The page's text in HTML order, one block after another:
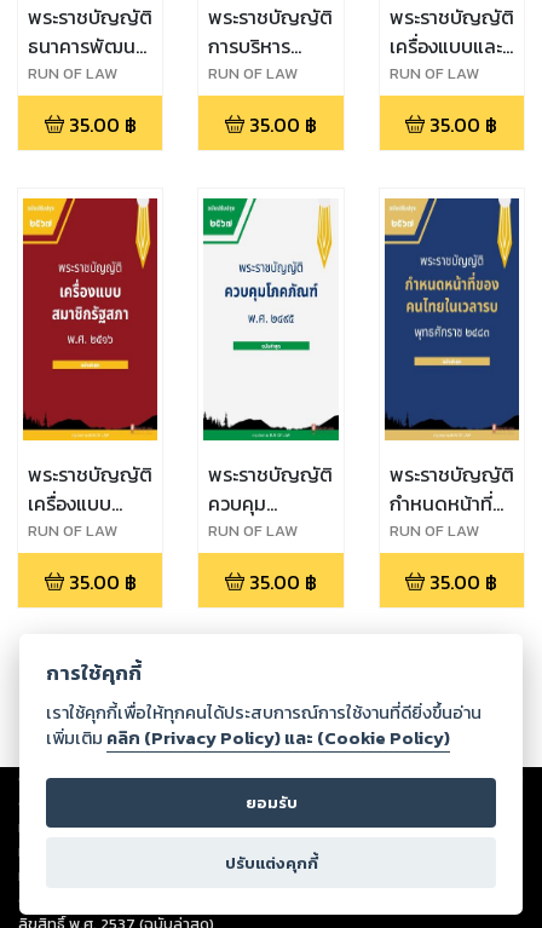
พระราชบัญญัติ
ธนาคารพัฒนา
วิสาหกิจขนาด
กลางและขนาด
ย่อมแห่ง
RUN OF LAW
35.00 ฿
พระราชบัญญัติ
การบริหาร
องค์กรศาสนา
อิสลาม พ.ศ.
๒๕๔๐
RUN OF LAW
35.00 ฿
พระราชบัญญัติ
เครื่องแบบและ
บัตรประจำตัว
เจ้าหน้าที่
กรุงเทพมหานคร
RUN OF LAW
35.00 ฿
พระราชบัญญัติ
เครื่องแบบ
สมาชิกรัฐสภา
พ.ศ. ๒๕๑๖
RUN OF LAW
35.00 ฿
พระราชบัญญัติ
ควบคุม
โภคภัณฑ์ พ.ศ.
๒๔๙๕
RUN OF LAW
35.00 ฿
พระราชบัญญัติ
กำหนดหน้าที่
ของคนไทยใน
เวลารบ
พุทธศักราช
RUN OF LAW
35.00 ฿
Copyright ©2026Storylog Co., Ltd. - สตอรี่ล็อกขอสงวนสิทธิ์ไม่รับผิดชอบ
ต่อผลงานหรือเนื้อหาใดที่อัปโหลดผ่านเว็บไซต์และปรากฏว่าละเมิดสิทธิใน
ทรัพย์สินทางปัญญาของบุคคลอื่นหรือขัดต่อกฎหมายและศีลธรรม ดังนั้น ผู้อ่าน
ทุกท่านโปรดใช้วิจารณญาณในการกลั่นกรองด้วยตนเอง และหากท่านพบว่าส่วน
หนึ่งส่วนใดขัดต่อกฎหมายและศีลธรรม กรุณาแจ้งมายังบริษัท เพื่อทีมงานจะได้
ดำเนินการในทันที ทั้งนี้ ทางสตอรี่ล็อกขอสงวนลิขสิทธิ์ตามพระราชบัญญัติ
ลิขสิทธิ์ พ.ศ. 2537 (ฉบับล่าสุด)
การใช้คุกกี้
เราใช้คุกกี้เพื่อให้ทุกคนได้ประสบการณ์การใช้งานที่ดียิ่งขึ้นอ่าน
เพิ่มเติม คลิก (Privacy Policy) และ (Cookie Policy)
ยอมรับ
ปรับแต่งคุกกี้